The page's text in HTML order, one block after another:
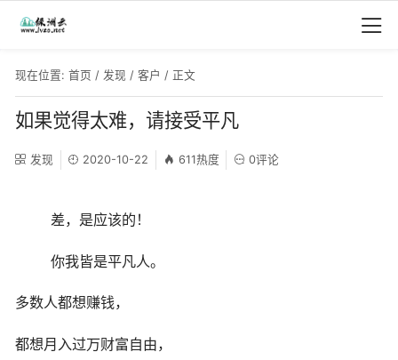
现在位置: 首页 / 发现 / 客户 / 正文
如果觉得太难，请接受平凡
发现 2020-10-22 611热度 0评论
差，是应该的！
你我皆是平凡人。
多数人都想赚钱，
都想月入过万财富自由，